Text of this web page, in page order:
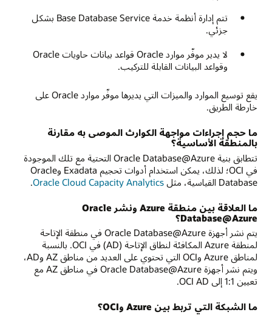
تتم إدارة أنظمة خدمة Base Database Service بشكل
جزئي.
لا يدير موفّر موارد Oracle قواعد بيانات حاويات Oracle
وقواعد البيانات القابلة للتركيب.
يقع توسيع الموارد والميزات التي يديرها موفّر موارد Oracle على
خارطة الطريق.
ما حجم إجراءات مواجهة الكوارث الموصى به مقارنة
بالمنطقة الأساسية؟
تتطابق بنية Oracle Database@Azure التحتية مع تلك الموجودة
في OCI؛ لذلك، يمكن استخدام أدوات تحجيم Exadata وOracle
Database القياسية، مثل
Oracle Cloud Capacity Analytics
.
ما العلاقة بين منطقة Azure ونشر Oracle
Database@Azure؟
يتم نشر أجهزة Oracle Database@Azure في منطقة الإتاحة
لمنطقة Azure المكافئة لنطاق الإتاحة (AD) في OCI. بالنسبة
لمناطق Azure وOCI التي تحتوي على العديد من مناطق AZ وAD،
ويتم نشر أجهزة Oracle Database@Azure في مناطق AZ مع
تعيين 1:1 إلى OCI AD.
ما الشبكة التي تربط بين Azure وOCI؟